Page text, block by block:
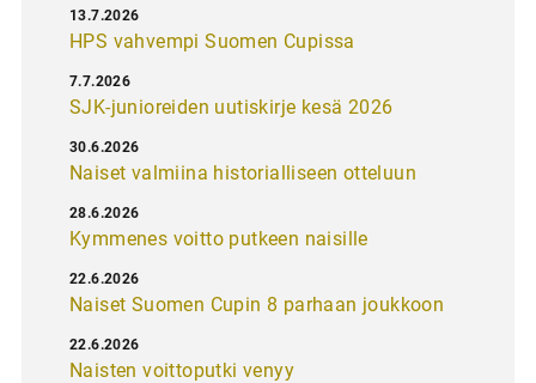
HPS vahvempi Suomen Cupissa
13.7.2026
SJK-junioreiden uutiskirje kesä 2026
7.7.2026
Naiset valmiina historialliseen otteluun
30.6.2026
Kymmenes voitto putkeen naisille
28.6.2026
Naiset Suomen Cupin 8 parhaan joukkoon
22.6.2026
Naisten voittoputki venyy
22.6.2026